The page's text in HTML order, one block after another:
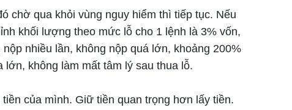
chờ qua khỏi vùng nguy hiểm thì tiếp tục. Nếu
khối lượng theo mức lỗ cho 1 lệnh là 3% vốn,
nhiều lần, không nộp quá lớn, khoảng 200%
không làm mất tâm lý sau thua lỗ.
của mình. Giữ tiền quan trọng hơn lấy tiền.